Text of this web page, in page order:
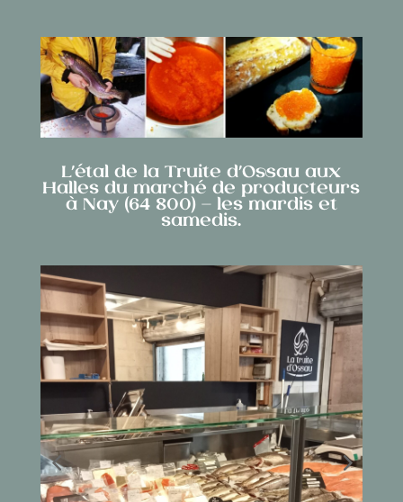
L’étal de la Truite d’Ossau aux
Halles du marché de producteurs
à Nay (64 800) – les mardis et
samedis.